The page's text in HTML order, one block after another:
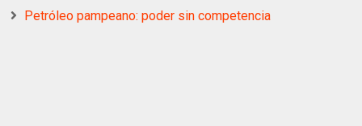
Petróleo pampeano: poder sin competencia